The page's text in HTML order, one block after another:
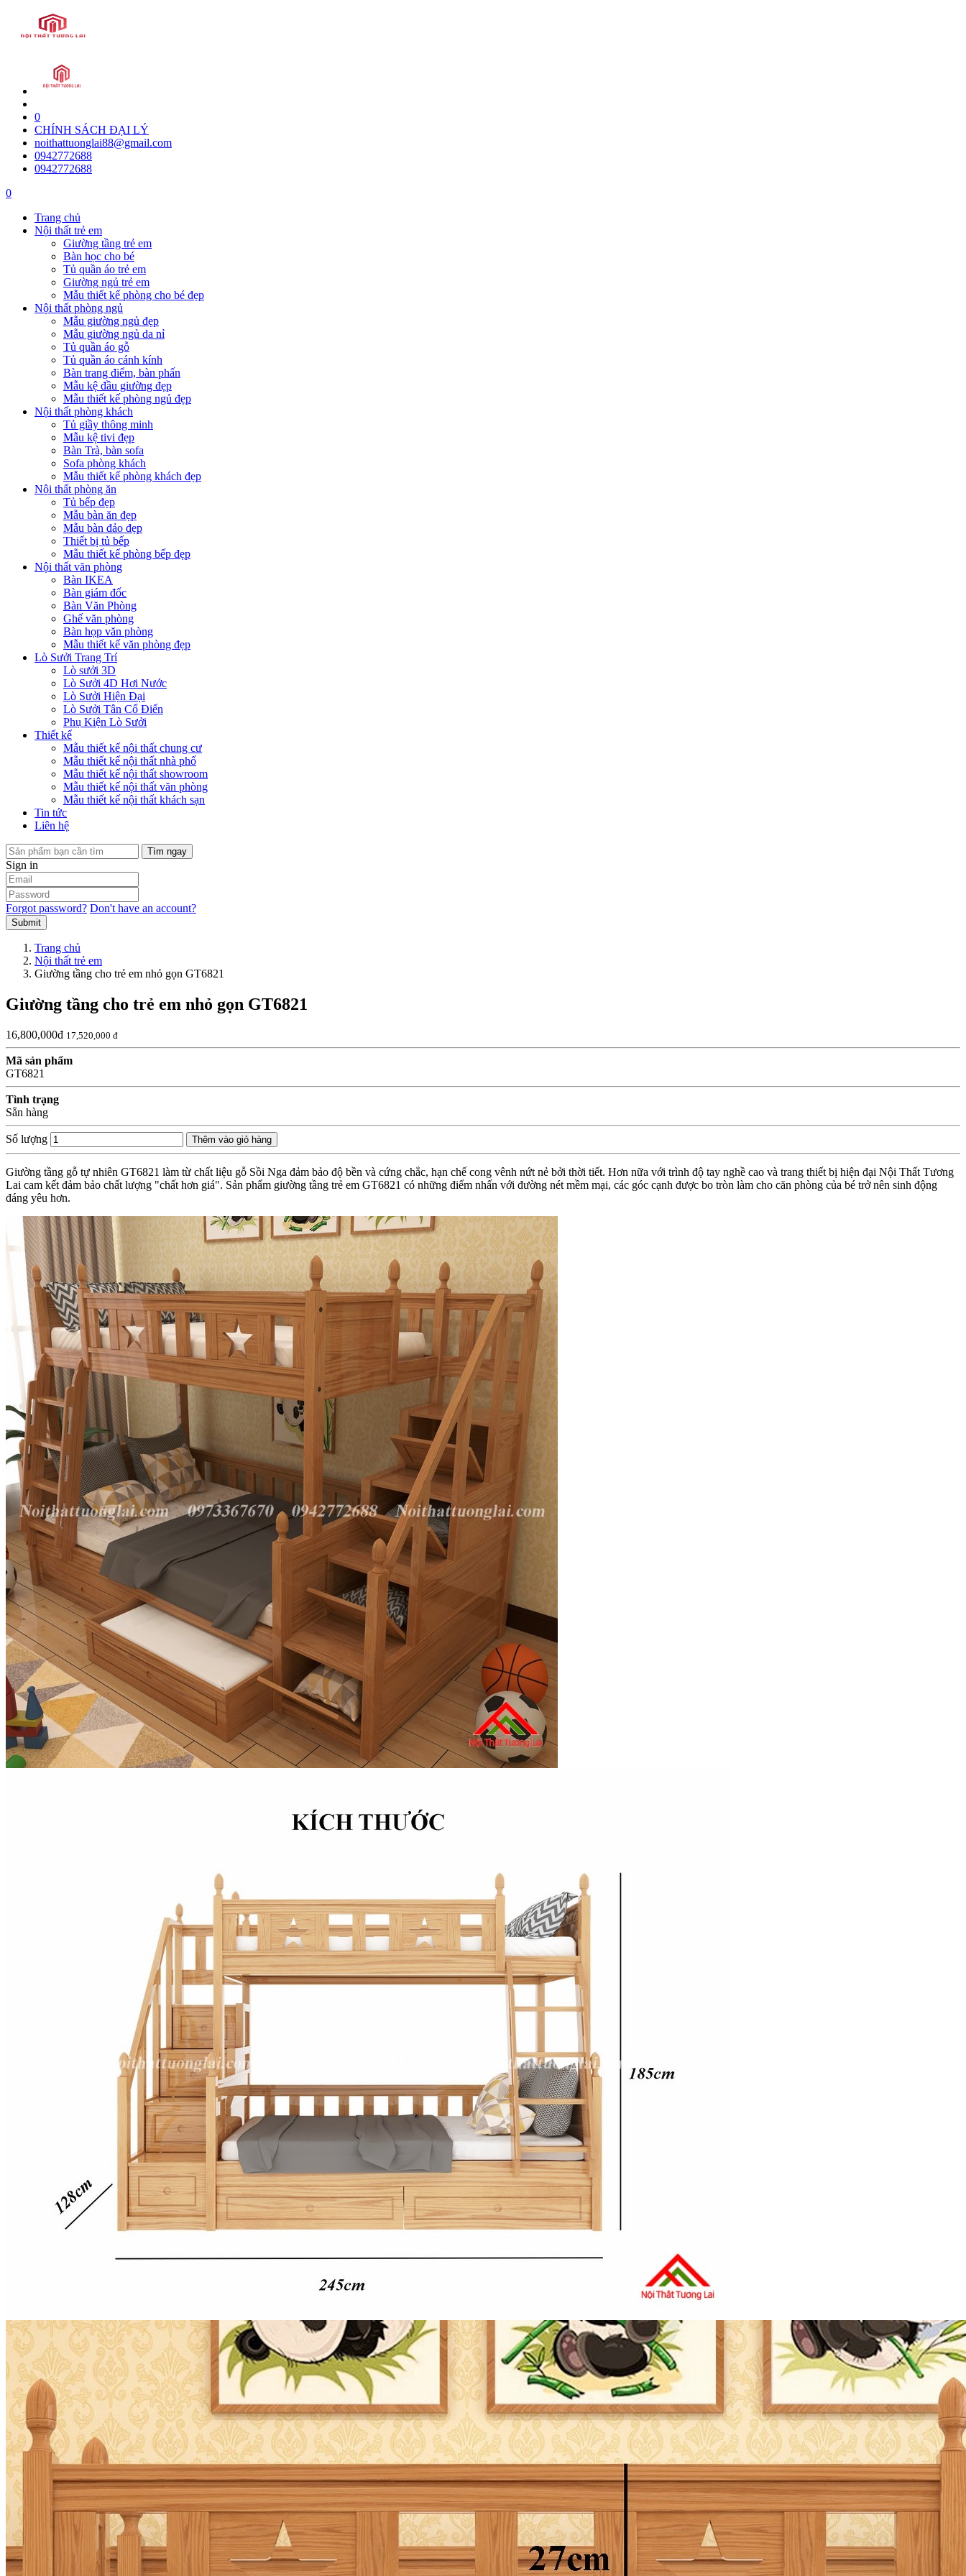
0
CHÍNH SÁCH ĐẠI LÝ
noithattuonglai88@gmail.com
0942772688
0942772688
0
Trang chủ
Nội thất trẻ em
Giường tầng trẻ em
Bàn học cho bé
Tủ quần áo trẻ em
Giường ngủ trẻ em
Mẫu thiết kế phòng cho bé đẹp
Nội thất phòng ngủ
Mẫu giường ngủ đẹp
Mẫu giường ngủ da nỉ
Tủ quần áo gỗ
Tủ quần áo cánh kính
Bàn trang điểm, bàn phấn
Mẫu kệ đầu giường đẹp
Mẫu thiết kế phòng ngủ đẹp
Nội thất phòng khách
Tủ giầy thông minh
Mẫu kệ tivi đẹp
Bàn Trà, bàn sofa
Sofa phòng khách
Mẫu thiết kế phòng khách đẹp
Nội thất phòng ăn
Tủ bếp đẹp
Mẫu bàn ăn đẹp
Mẫu bàn đảo đẹp
Thiết bị tủ bếp
Mẫu thiết kế phòng bếp đẹp
Nội thất văn phòng
Bàn IKEA
Bàn giám đốc
Bàn Văn Phòng
Ghế văn phòng
Bàn họp văn phòng
Mẫu thiết kế văn phòng đẹp
Lò Sưởi Trang Trí
Lò sưởi 3D
Lò Sưởi 4D Hơi Nước
Lò Sưởi Hiện Đại
Lò Sưởi Tân Cổ Điển
Phụ Kiện Lò Sưởi
Thiết kế
Mẫu thiết kế nội thất chung cư
Mẫu thiết kế nội thất nhà phố
Mẫu thiết kế nội thất showroom
Mẫu thiết kế nội thất văn phòng
Mẫu thiết kế nội thất khách sạn
Tin tức
Liên hệ
Tìm ngay
Sign in
Forgot password? Don't have an account?
Submit
Trang chủ
Nội thất trẻ em
Giường tầng cho trẻ em nhỏ gọn GT6821
Giường tầng cho trẻ em nhỏ gọn GT6821
16,800,000đ 17,520,000 đ
Mã sản phẩm
GT6821
Tình trạng
Sẵn hàng
Số lượng Thêm vào giỏ hàng
Giường tầng gỗ tự nhiên GT6821 làm từ chất liệu gỗ Sồi Nga đảm bảo độ bền và cứng chắc, hạn chế cong vênh nứt nẻ bởi thời tiết. Hơn nữa với trình độ tay nghề cao và trang thiết bị hiện đại Nội Thất Tương
Lai cam kết đảm bảo chất lượng "chất hơn giá". Sản phẩm giường tầng trẻ em GT6821 có những điểm nhấn với đường nét mềm mại, các góc cạnh được bo tròn làm cho căn phòng của bé trở nên sinh động
đáng yêu hơn.